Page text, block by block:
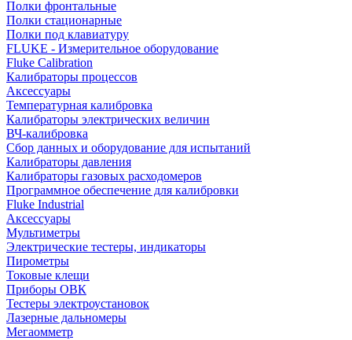
Полки фронтальные
Полки стационарные
Полки под клавиатуру
FLUKE - Измерительное оборудование
Fluke Calibration
Калибраторы процессов
Аксессуары
Температурная калибровка
Калибраторы электрических величин
ВЧ-калибровка
Сбор данных и оборудование для испытаний
Калибраторы давления
Калибраторы газовых расходомеров
Программное обеспечение для калибровки
Fluke Industrial
Аксессуары
Мультиметры
Электрические тестеры, индикаторы
Пирометры
Токовые клещи
Приборы ОВК
Тестеры электроустановок
Лазерные дальномеры
Мегаомметр